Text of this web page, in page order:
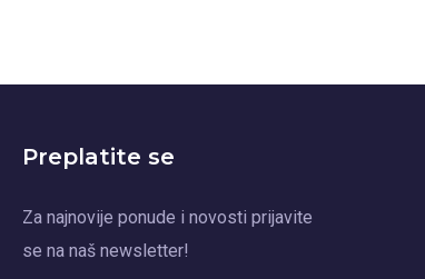
Preplatite se
Za najnovije ponude i novosti prijavite
se na naš newsletter!